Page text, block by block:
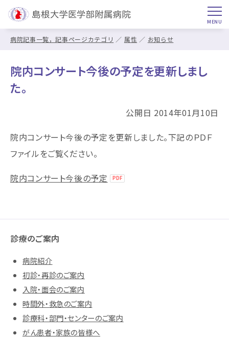
病院記事一覧，記事ページカテゴリ 属性 お知らせ
院内コンサート今後の予定を更新しまし
た。
公開日 2014年01月10日
院内コンサート今後の予定を更新しました。下記のＰＤＦ
ファイルをご覧ください。
院内コンサート今後の予定
診療のご案内
病院紹介
初診・再診のご案内
入院・面会のご案内
時間外・救急のご案内
診療科・部門・センターのご案内
がん患者・家族の皆様へ